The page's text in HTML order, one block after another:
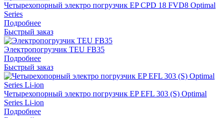
Четырехопорный электро погрузчик EP CPD 18 FVD8 Optimal
Series
Подробнее
Быстрый заказ
Электропогрузчик TEU FB35
Подробнее
Быстрый заказ
Четырехопорный электро погрузчик EP EFL 303 (S) Optimal
Series Li-ion
Подробнее